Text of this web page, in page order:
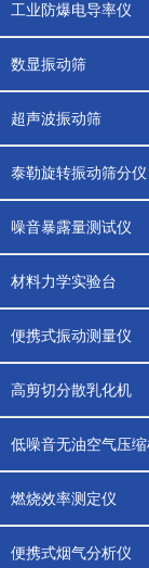
工业防爆电导率仪
数显振动筛
超声波振动筛
泰勒旋转振动筛分仪
噪音暴露量测试仪
材料力学实验台
便携式振动测量仪
高剪切分散乳化机
低噪音无油空气压
燃烧效率测定仪
便携式烟气分析仪